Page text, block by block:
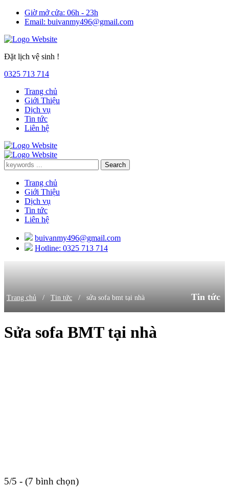
Giờ mở cửa: 06h - 23h
Email: buivanmy496@gmail.com
Đặt lịch vệ sinh !
0325 713 714
Trang chủ
Giới Thiệu
Dịch vụ
Tin tức
Liên hệ
Trang chủ
Giới Thiệu
Dịch vụ
Tin tức
Liên hệ
buivanmy496@gmail.com
Hotline: 0325 713 714
Trang chủ / Tin tức / sửa sofa bmt tại nhà Tin tức
Sửa sofa BMT tại nhà
5/5 - (7 bình chọn)